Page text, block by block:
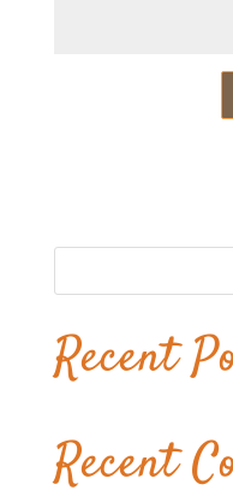
Recent
Recent